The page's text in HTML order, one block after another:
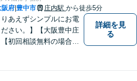
阪府 豊中市 庄内駅 から徒歩5分
りあえずシンプルにお電
さい。】【大阪豊中庄
初回相談無料の場合あ
詳細を見
る